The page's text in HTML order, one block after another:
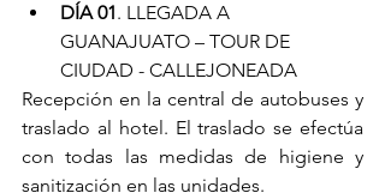
DÍA 01. LLEGADA A
GUANAJUATO – TOUR DE
CIUDAD - CALLEJONEADA
Recepción en la central de autobuses y
traslado al hotel. El traslado se efectúa
con todas las medidas de higiene y
sanitización en las unidades.